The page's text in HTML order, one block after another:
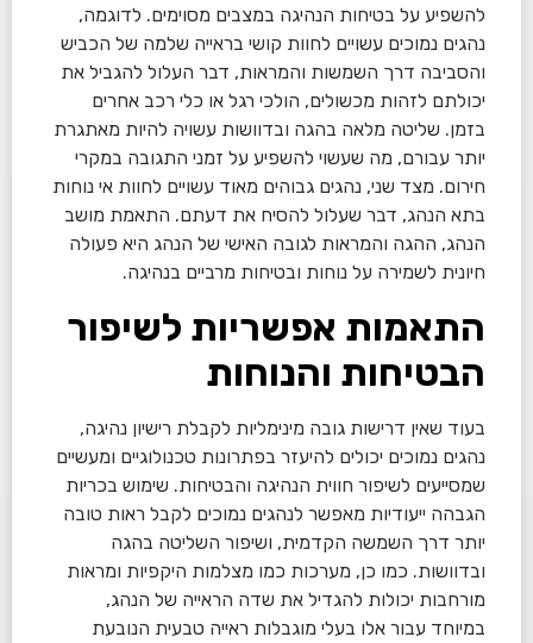
להשפיע על בטיחות הנהיגה במצבים מסוימים. לדוגמה,
נהגים נמוכים עשויים לחוות קושי בראייה שלמה של הכביש
והסביבה דרך השמשות והמראות, דבר העלול להגביל את
יכולתם לזהות מכשולים, הולכי רגל או כלי רכב אחרים
בזמן. שליטה מלאה בהגה ובדוושות עשויה להיות מאתגרת
יותר עבורם, מה שעשוי להשפיע על זמני התגובה במקרי
חירום. מצד שני, נהגים גבוהים מאוד עשויים לחוות אי נוחות
בתא הנהג, דבר שעלול להסיח את דעתם. התאמת מושב
הנהג, ההגה והמראות לגובה האישי של הנהג היא פעולה
חיונית לשמירה על נוחות ובטיחות מרביים בנהיגה.
התאמות אפשריות לשיפור
הבטיחות והנוחות
בעוד שאין דרישות גובה מינימליות לקבלת רישיון נהיגה,
נהגים נמוכים יכולים להיעזר בפתרונות טכנולוגיים ומעשיים
שמסייעים לשיפור חווית הנהיגה והבטיחות. שימוש בכריות
הגבהה ייעודיות מאפשר לנהגים נמוכים לקבל ראות טובה
יותר דרך השמשה הקדמית, ושיפור השליטה בהגה
ובדוושות. כמו כן, מערכות כמו מצלמות היקפיות ומראות
מורחבות יכולות להגדיל את שדה הראייה של הנהג,
במיוחד עבור אלו בעלי מוגבלות ראייה טבעית הנובעת